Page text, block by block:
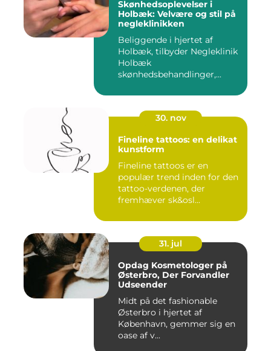
Skønhedsoplevelser i
Holbæk: Velvære og stil på
negleklinikken
Beliggende i hjertet af
Holbæk, tilbyder Negleklinik
Holbæk
skønhedsbehandlinger,...
30. nov
Fineline tattoos: en delikat
kunstform
Fineline tattoos er en
populær trend inden for den
tattoo-verdenen, der
fremhæver sk&osl...
31. jul
Opdag Kosmetologer på
Østerbro, Der Forvandler
Udseender
Midt på det fashionable
Østerbro i hjertet af
København, gemmer sig en
oase af v...